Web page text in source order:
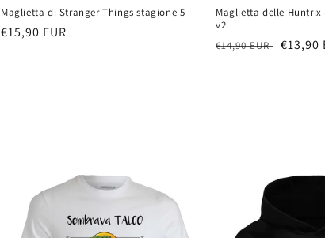
Maglietta di Stranger Things stagione 5
Prezzo
€15,90 EUR
Maglietta delle Huntrix
v2
Prezzo
€14,90 EUR Prezzo
€13,90